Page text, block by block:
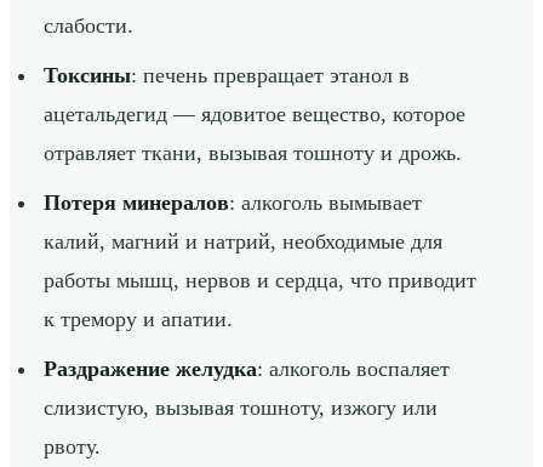
слабости.
Токсины: печень превращает этанол в
ацетальдегид — ядовитое вещество, которое
отравляет ткани, вызывая тошноту и дрожь.
Потеря минералов: алкоголь вымывает
калий, магний и натрий, необходимые для
работы мышц, нервов и сердца, что приводит
к тремору и апатии.
Раздражение желудка: алкоголь воспаляет
слизистую, вызывая тошноту, изжогу или
рвоту.